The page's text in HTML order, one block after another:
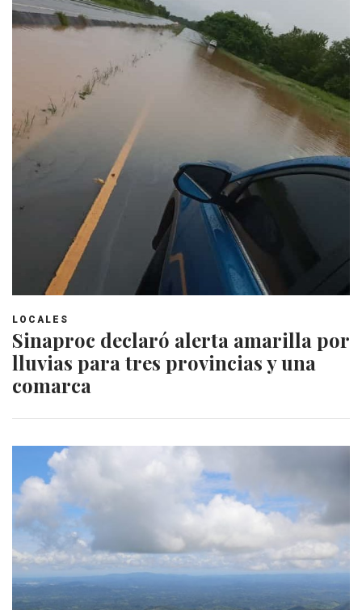
LOCALES
Sinaproc declaró alerta amarilla por
lluvias para tres provincias y una
comarca